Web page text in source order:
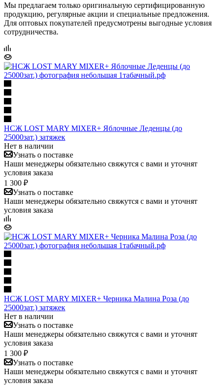
Мы предлагаем только оригинальную сертифицированную
продукцию, регулярные акции и специальные предложения.
Для оптовых покупателей предусмотрены выгодные условия
сотрудничества.
НСЖ LOST MARY MIXER+ Яблочные Леденцы (до
25000зат.) затяжек
Нет в наличии
Узнать о поставке
Наши менеджеры обязательно свяжутся с вами и уточнят
условия заказа
1 300 ₽
Узнать о поставке
Наши менеджеры обязательно свяжутся с вами и уточнят
условия заказа
НСЖ LOST MARY MIXER+ Черника Малина Роза (до
25000зат.) затяжек
Нет в наличии
Узнать о поставке
Наши менеджеры обязательно свяжутся с вами и уточнят
условия заказа
1 300 ₽
Узнать о поставке
Наши менеджеры обязательно свяжутся с вами и уточнят
условия заказа